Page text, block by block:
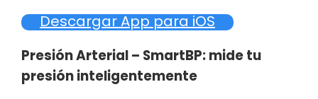
Descargar App para iOS
Presión Arterial – SmartBP: mide tu
presión inteligentemente